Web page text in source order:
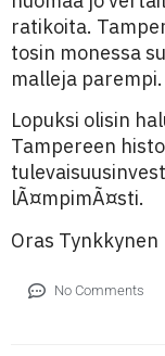
ratikoita.
tosin monessa
malleja parempi.
Lopuksi olisin
Tampereen
lÃ¤mpimÃ¤sti.
Oras Tynkkynen
No Comments